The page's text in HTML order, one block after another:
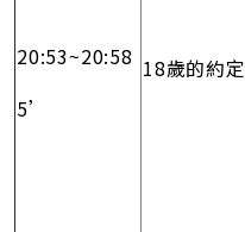
20:53~20:58
5’
18歲的約定